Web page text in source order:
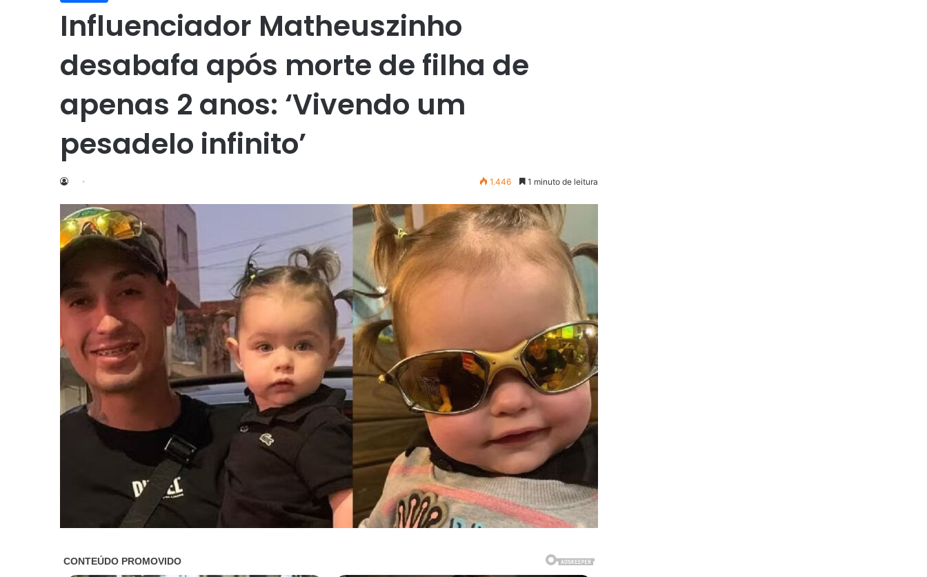
Influenciador Matheuszinho
desabafa após morte de filha de
apenas 2 anos: ‘Vivendo um
pesadelo infinito’
1.446 1 minuto de leitura